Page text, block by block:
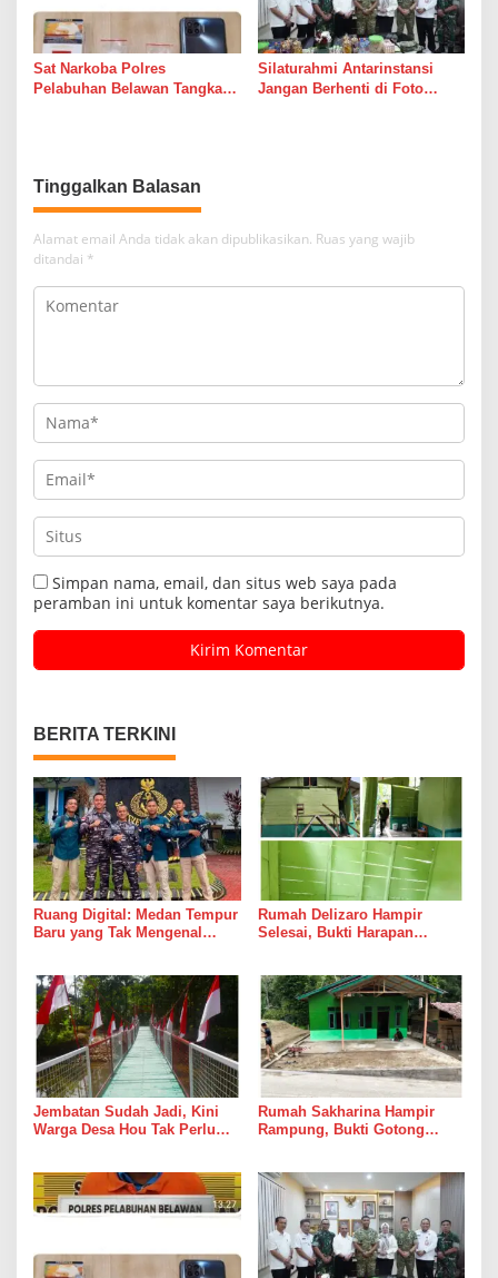
Sat Narkoba Polres
Pelabuhan Belawan Tangkap
Silaturahmi Antarinstansi
Jangan Berhenti di Foto
Tinggalkan Balasan
Alamat email Anda tidak akan dipublikasikan. Ruas yang wajib
ditandai *
Simpan nama, email, dan situs web saya pada
peramban ini untuk komentar saya berikutnya.
BERITA TERKINI
Ruang Digital: Medan Tempur
Baru yang Tak Mengenal
Rumah Delizaro Hampir
Selesai, Bukti Harapan
Jembatan Sudah Jadi, Kini
Warga Desa Hou Tak Perlu
Rumah Sakharina Hampir
Rampung, Bukti Gotong